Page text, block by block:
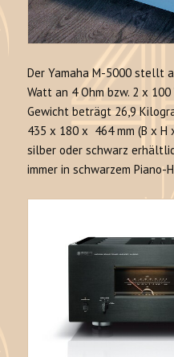
Der Yamaha M-5000 stellt
Watt an 4 Ohm bzw. 2 x
Gewicht beträgt 26,9
435 x 180 x 464 mm (B x H
silber oder schwarz
immer in schwarzem